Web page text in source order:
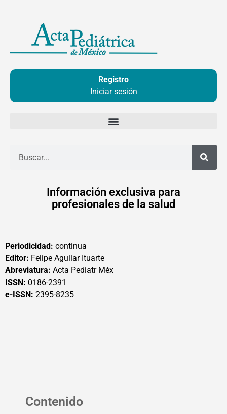
contenido
Registro
Iniciar sesión
Información exclusiva para
profesionales de la salud
Periodicidad: continua
Editor: Felipe Aguilar Ituarte
Abreviatura: Acta Pediatr Méx
ISSN: 0186-2391
e-ISSN: 2395-8235
Contenido